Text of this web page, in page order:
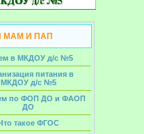
МАМ И ПАП
в МКДОУ д/с №5
питания в
МКДОУ д/с №5
по ФОП ДО и ФАОП
ДО
такое ФГОС